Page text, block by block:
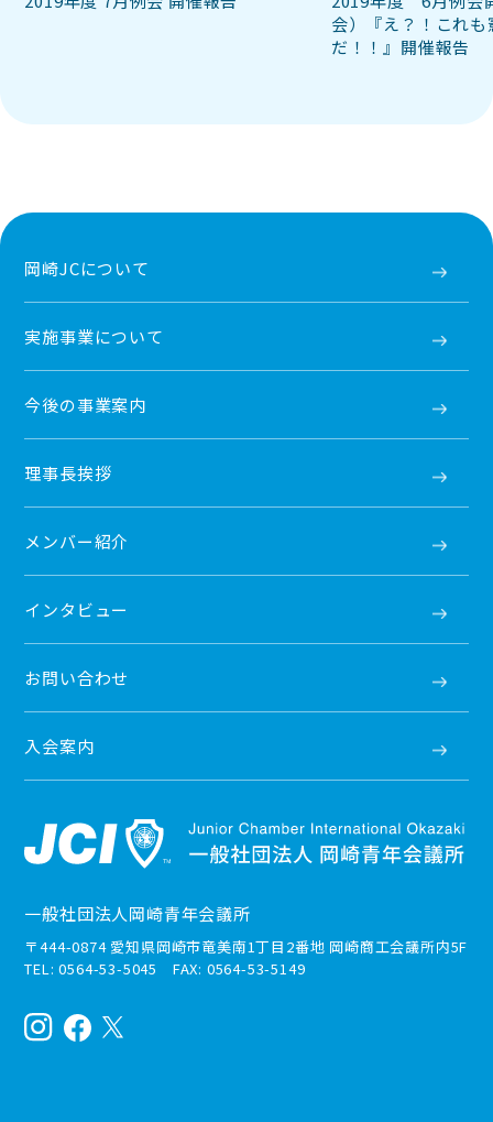
会）『え？！これ
だ！！』開催報告
岡崎JCについて
実施事業について
今後の事業案内
理事長挨拶
メンバー紹介
インタビュー
お問い合わせ
入会案内
一般社団法人岡崎青年会議所
〒444-0874 愛知県岡崎市竜美南1丁目2番地 岡崎商工会議所内5F
TEL: 0564-53-5045 FAX: 0564-53-5149